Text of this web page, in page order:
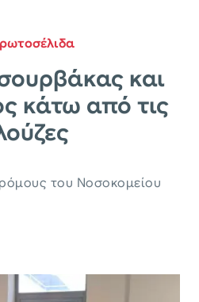
και
κάτω από τις
του Νοσοκομείου